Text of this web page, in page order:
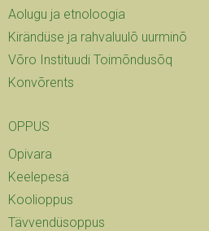
Aolugu ja etnoloogia
Kirändüse ja rahvaluulõ uurminõ
Võro Instituudi Toimõndusõq
Konvõrents
OPPUS
Opivara
Keelepesä
Koolioppus
Tävvendüsoppus